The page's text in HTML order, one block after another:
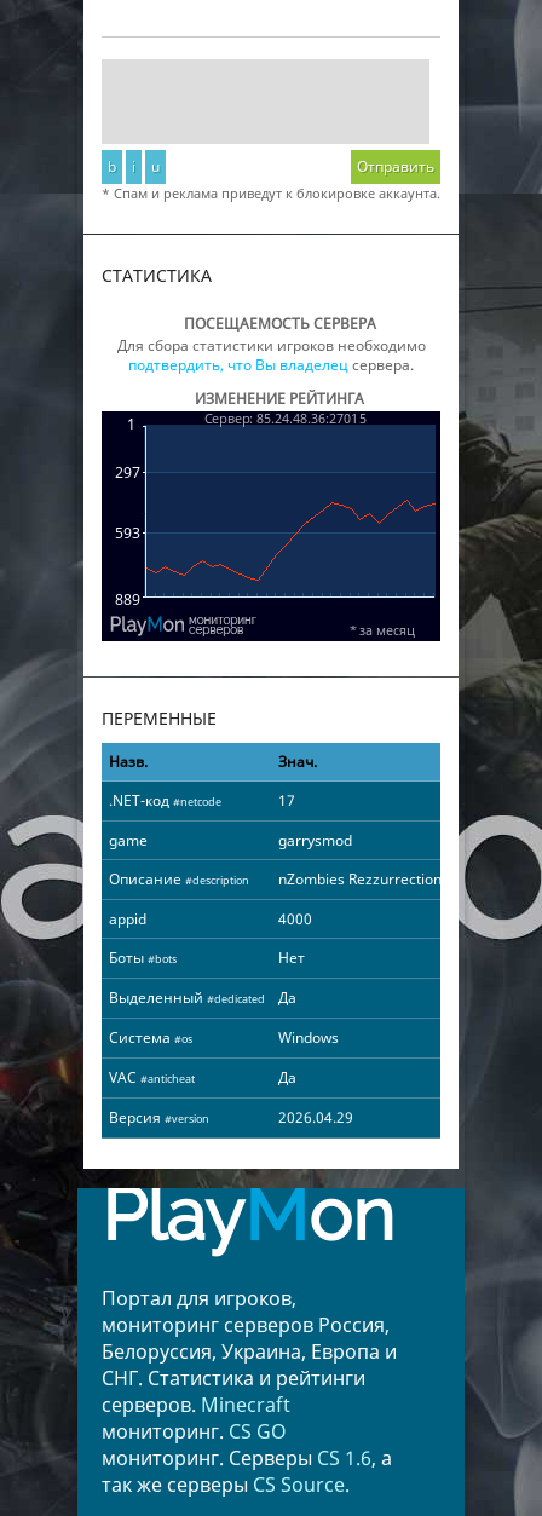
b i u Отправить
* Спам и реклама приведут к блокировке аккаунта.
СТАТИСТИКА
ПОСЕЩАЕМОСТЬ СЕРВЕРА
Для сбора статистики игроков необходимо
подтвердить, что Вы владелецсервера.
ИЗМЕНЕНИЕ РЕЙТИНГА
ПЕРЕМЕННЫЕ
Назв.
Знач.
.NET-код #netcode
17
game
garrysmod
Описание #description
nZombies Rezzurrection
appid
4000
Боты #bots
Нет
Выделенный #dedicated
Да
Система #os
Windows
VAC #anticheat
Да
Версия #version 2026.04.29
PlayMon
Портал для игроков,
мониторинг серверов Россия,
Белоруссия, Украина, Европа и
СНГ. Статистика и рейтинги
серверов. Minecraft
мониторинг. CS GO
мониторинг. Серверы CS 1.6, а
так же серверы CS Source.